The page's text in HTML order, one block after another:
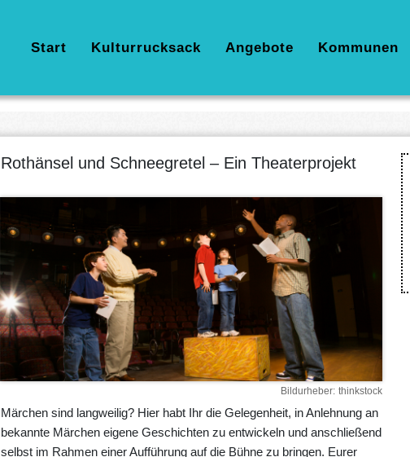
Hauptnavigation
Start Kulturrucksack Angebote Kommunen
Rothänsel und Schneegretel – Ein Theaterprojekt
Bildurheber thinkstock
Märchen sind langweilig? Hier habt Ihr die Gelegenheit, in Anlehnung an
bekannte Märchen eigene Geschichten zu entwickeln und anschließend
selbst im Rahmen einer Aufführung auf die Bühne zu bringen. Eurer